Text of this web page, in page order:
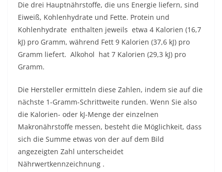
Die drei Hauptnährstoffe, die uns Energie liefern, sind
Eiweiß, Kohlenhydrate und Fette. Protein und
Kohlenhydrate enthalten jeweils etwa 4 Kalorien (16,7
kJ) pro Gramm, während Fett 9 Kalorien (37,6 kJ) pro
Gramm liefert. Alkohol hat 7 Kalorien (29,3 kJ) pro
Gramm.
Die Hersteller ermitteln diese Zahlen, indem sie auf die
nächste 1-Gramm-Schrittweite runden. Wenn Sie also
die Kalorien- oder kJ-Menge der einzelnen
Makronährstoffe messen, besteht die Möglichkeit, dass
sich die Summe etwas von der auf dem Bild
angezeigten Zahl unterscheidet
Nährwertkennzeichnung .